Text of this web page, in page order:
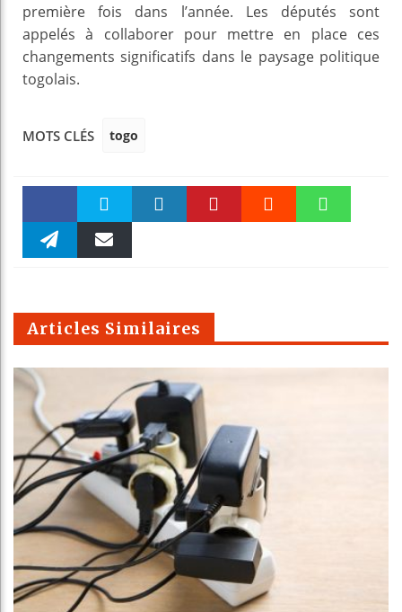
première fois dans l’année. Les députés sont
appelés à collaborer pour mettre en place ces
changements significatifs dans le paysage politique
togolais.
MOTS CLÉS togo
Faceboo Twitter
m
Articles Similaires